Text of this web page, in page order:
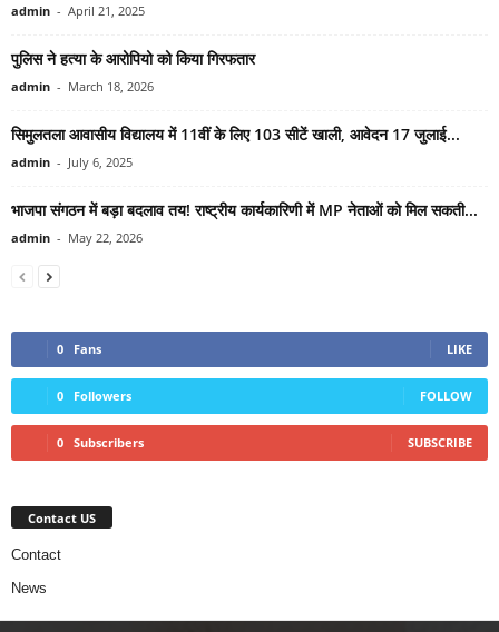
admin - April 21, 2025
पुलिस ने हत्या के आरोपियो को किया गिरफतार
admin - March 18, 2026
सिमुलतला आवासीय विद्यालय में 11वीं के लिए 103 सीटें खाली, आवेदन 17 जुलाई...
admin - July 6, 2025
भाजपा संगठन में बड़ा बदलाव तय! राष्ट्रीय कार्यकारिणी में MP नेताओं को मिल सकती...
admin - May 22, 2026
0 Fans LIKE
0 Followers FOLLOW
0 Subscribers SUBSCRIBE
Contact US
Contact
News